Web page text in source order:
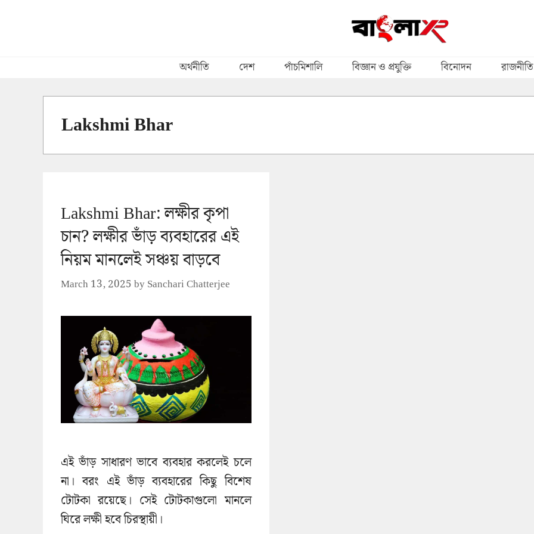
অর্থনীতি দেশ পাঁচমিশালি বিজ্ঞান ও প্রযুক্তি বিনোদন রাজনীতি
Lakshmi Bhar
Lakshmi Bhar: লক্ষীর কৃপা
চান? লক্ষীর ভাঁড় ব্যবহারের এই
নিয়ম মানলেই সঞ্চয় বাড়বে
March 13, 2025bySanchari Chatterjee
এই ভাঁড় সাধারণ ভাবে ব্যবহার করলেই চলে
না। বরং এই ভাঁড় ব্যবহারের কিছু বিশেষ
টোটকা রয়েছে। সেই টোটকাগুলো মানলে
ঘিরে লক্ষী হবে চিরস্থায়ী।